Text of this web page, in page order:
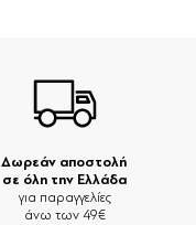
Δωρεάν αποστολή
σε όλη την Ελλάδα
για παραγγελίες
άνω των 49€